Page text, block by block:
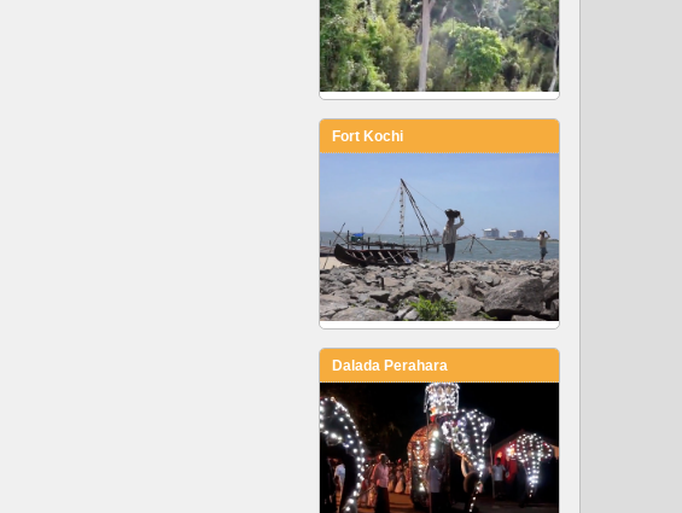
Fort Kochi
Dalada Perahara